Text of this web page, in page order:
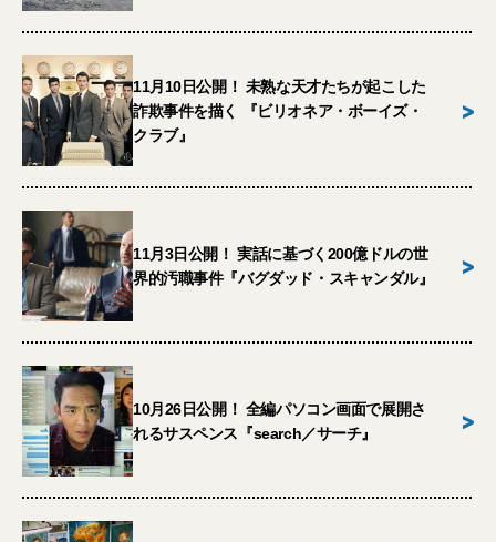
11月10日公開！ 未熟な天才たちが起こした
詐欺事件を描く 『ビリオネア・ボーイズ・
クラブ』
>
11月3日公開！ 実話に基づく200億ドルの世
界的汚職事件『バグダッド・スキャンダル』
>
10月26日公開！ 全編パソコン画面で展開さ
れるサスペンス『search／サーチ』
>